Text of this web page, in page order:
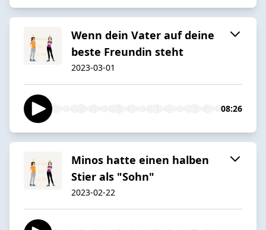
Wenn dein Vater auf deine
beste Freundin steht
2023-03-01
08:26
Minos hatte einen halben
Stier als "Sohn"
2023-02-22